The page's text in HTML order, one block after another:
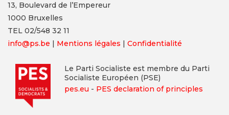
13, Boulevard de l’Empereur
1000 Bruxelles
TEL 02/548 32 11
info@ps.be | Mentions légales | Confidentialité
Le Parti Socialiste est membre du Parti
Socialiste Européen (PSE)
pes.eu - PES declaration of principles